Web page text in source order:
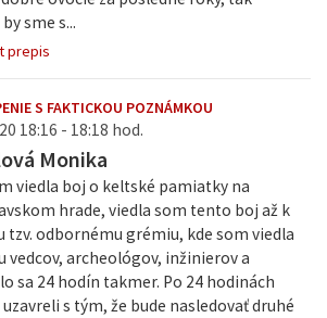
sme s...
prepis
S FAKTICKOU POZNÁMKOU
18:16 - 18:18 hod.
Monika
viedla boj o keltské pamiatky na
hrade, viedla som tento boj až k
tzv. odbornému grémiu, kde som viedla
vedcov, archeológov, inžinierov a
sa 24 hodín takmer. Po 24 hodinách
s tým, že bude nasledovať druhé